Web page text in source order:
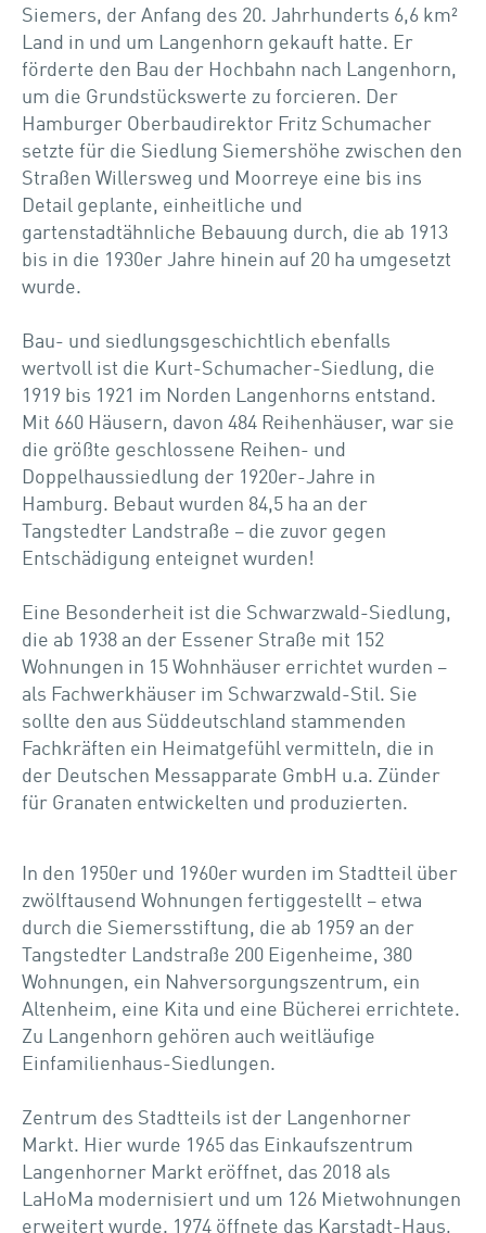
Siemers, der Anfang des 20. Jahrhunderts 6,6 km²
Land in und um Langenhorn gekauft hatte. Er
förderte den Bau der Hochbahn nach Langenhorn,
um die Grundstückswerte zu forcieren. Der
Hamburger Oberbaudirektor Fritz Schumacher
setzte für die Siedlung Siemershöhe zwischen den
Straßen Willersweg und Moorreye eine bis ins
Detail geplante, einheitliche und
gartenstadtähnliche Bebauung durch, die ab 1913
bis in die 1930er Jahre hinein auf 20 ha umgesetzt
wurde.
Bau- und siedlungsgeschichtlich ebenfalls
wertvoll ist die Kurt-Schumacher-Siedlung, die
1919 bis 1921 im Norden Langenhorns entstand.
Mit 660 Häusern, davon 484 Reihenhäuser, war sie
die größte geschlossene Reihen- und
Doppelhaussiedlung der 1920er-Jahre in
Hamburg. Bebaut wurden 84,5 ha an der
Tangstedter Landstraße – die zuvor gegen
Entschädigung enteignet wurden!
Eine Besonderheit ist die Schwarzwald-Siedlung,
die ab 1938 an der Essener Straße mit 152
Wohnungen in 15 Wohnhäuser errichtet wurden –
als Fachwerkhäuser im Schwarzwald-Stil. Sie
sollte den aus Süddeutschland stammenden
Fachkräften ein Heimatgefühl vermitteln, die in
der Deutschen Messapparate GmbH u.a. Zünder
für Granaten entwickelten und produzierten.
In den 1950er und 1960er wurden im Stadtteil über
zwölftausend Wohnungen fertiggestellt – etwa
durch die Siemersstiftung, die ab 1959 an der
Tangstedter Landstraße 200 Eigenheime, 380
Wohnungen, ein Nahversorgungszentrum, ein
Altenheim, eine Kita und eine Bücherei errichtete.
Zu Langenhorn gehören auch weitläufige
Einfamilienhaus-Siedlungen.
Zentrum des Stadtteils ist der Langenhorner
Markt. Hier wurde 1965 das Einkaufszentrum
Langenhorner Markt eröffnet, das 2018 als
LaHoMa modernisiert und um 126 Mietwohnungen
erweitert wurde. 1974 öffnete das Karstadt-Haus,